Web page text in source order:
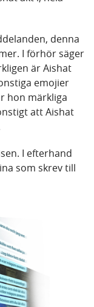
denna
I förhör säger
är Aishat
emojier
hon märkliga
att Aishat
I efterhand
som skrev till